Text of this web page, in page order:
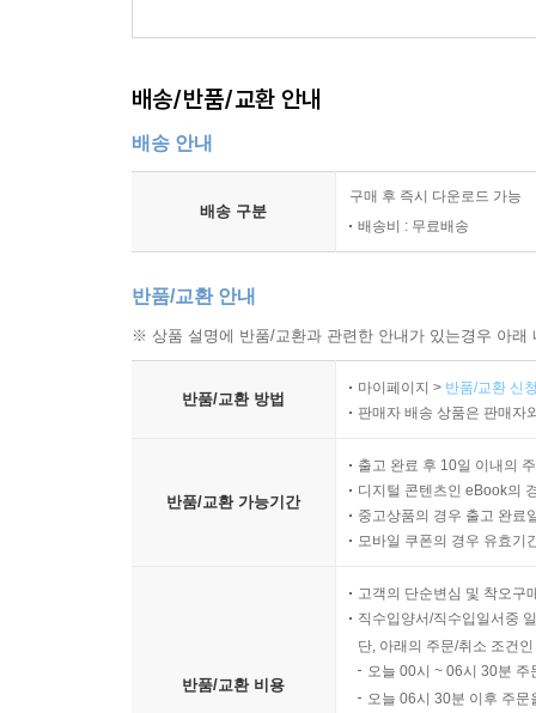
배송/반품/교환 안내
배송 안내
배송 구분
구매 후 즉시 다운로드 가능
배송비 : 무료배송
반품/교환 안내
※ 상품 설명에 반품/교환과 관련한 안내가 있는경우 아
반품/교환 방법
마이페이지 > 반품/교환 신
판매자 배송 상품은 판매자
반품/교환 가능기간
출고 완료 후 10일 이내의
디지털 콘텐츠인 eBook의
중고상품의 경우 출고 완료
모바일 쿠폰의 경우 유효기
반품/교환 비용
고객의 단순변심 및 착오구
직수입양서/직수입일서중
단, 아래의 주문/취소 조건
오늘 00시 ~ 06시 30분
오늘 06시 30분 이후 주